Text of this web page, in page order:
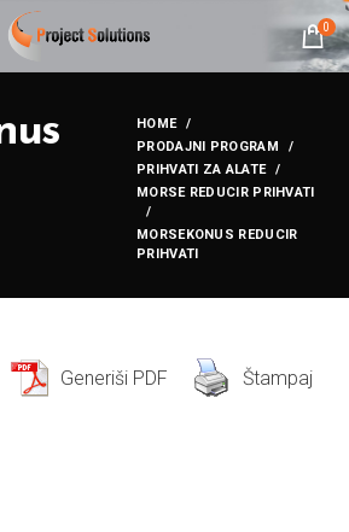
0
HOME
PRODAJNI PROGRAM
PRIHVATI ZA ALATE
MORSE REDUCIR PRIHVATI
MORSEKONUS REDUCIR
PRIHVATI
Generiši PDF Štampaj